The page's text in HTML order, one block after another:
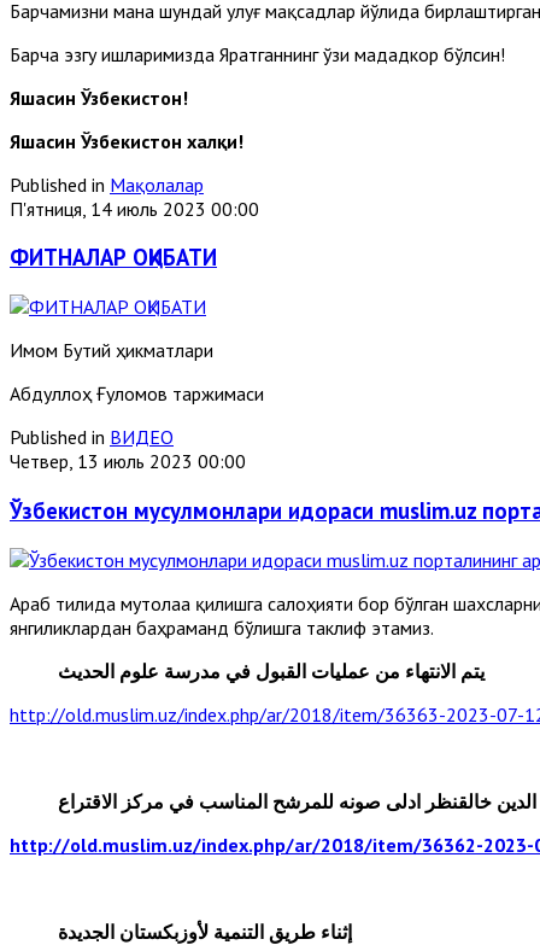
Барчамизни мана шундай улуғ мақсадлар йўлида
Барча эзгу ишларимизда Яратганнинг ўзи мададкор бўлсин!
Яшасин Ўзбекистон!
Яшасин Ўзбекистон халқи!
Published in Мақолалар
П'ятниця, 14 июль 2023 00:00
ФИТНАЛАР ОҚИБАТИ
Имом Бутий ҳикматлари
Абдуллоҳ Ғуломов таржимаси
Published in ВИДЕО
Четвер, 13 июль 2023 00:00
Ўзбекистон мусулмонлари идораси muslim.uz
Араб тилида мутолаа қилишга салоҳияти бор бўлган
янгиликлардан баҳраманд бўлишга таклиф этамиз.
يتم الانتهاء من عمليات القبول في مدرسة علوم الحديث
http://old.muslim.uz/index.php/ar/2018/item/36363-2023-07-
خالقنظر ادلى صونه للمرشح المناسب في مركز الاقتراع
http://old.muslim.uz/index.php/ar/2018/item/36362-2023-
إثناء طريق التنمية لأوزبكستان الجديدة